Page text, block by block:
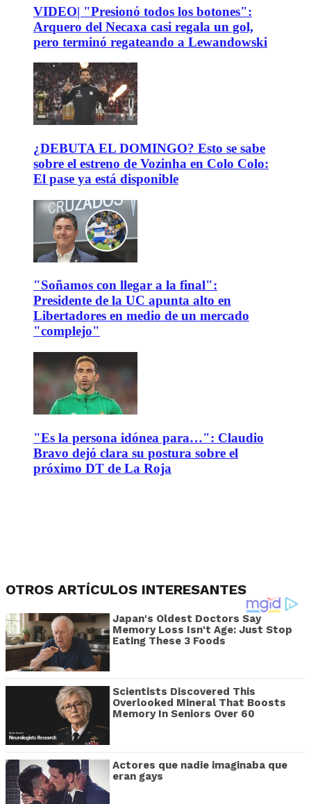
VIDEO| "Presionó todos los botones":
Arquero del Necaxa casi regala un gol,
pero terminó regateando a Lewandowski
¿DEBUTA EL DOMINGO? Esto se sabe
sobre el estreno de Vozinha en Colo Colo:
El pase ya está disponible
"Soñamos con llegar a la final":
Presidente de la UC apunta alto en
Libertadores en medio de un mercado
"complejo"
"Es la persona idónea para…": Claudio
Bravo dejó clara su postura sobre el
próximo DT de La Roja
OTROS ARTÍCULOS INTERESANTES
Japan's Oldest Doctors Say
Memory Loss Isn't Age: Just Stop
Eating These 3 Foods
Scientists Discovered This
Overlooked Mineral That Boosts
Memory In Seniors Over 60
Actores que nadie imaginaba que
eran gays